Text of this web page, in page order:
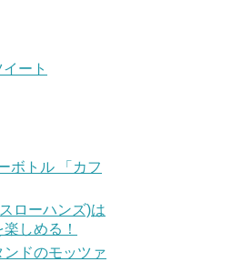
ート
ボトル 「カフ
ローハンズ)は
しめる！
ンドのモッツァ